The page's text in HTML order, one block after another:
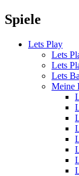
Spiele
Lets Play
Lets
Lets
Lets
Meine